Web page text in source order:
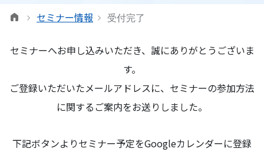
セミナー情報 受付完了
セミナーへお申し込みいただき、誠にありがとうございま
す。
ご登録いただいたメールアドレスに、セミナーの参加方法
に関するご案内をお送りしました。
下記ボタンよりセミナー予定をGoogleカレンダーに登録